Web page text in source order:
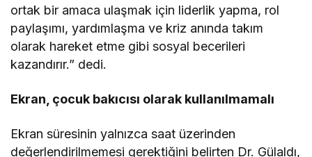
ortak bir amaca ulaşmak için liderlik yapma, rol
paylaşımı, yardımlaşma ve kriz anında takım
olarak hareket etme gibi sosyal becerileri
kazandırır.” dedi.
Ekran, çocuk bakıcısı olarak kullanılmamalı
Ekran süresinin yalnızca saat üzerinden
değerlendirilmemesi gerektiğini belirten Dr. Gülaldı,